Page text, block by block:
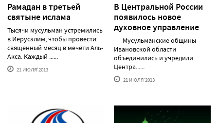
Рамадан в третьей
святыне ислама
Тысячи мусульман устремились
в Иерусалим, чтобы провести
священный месяц в мечети Аль-
Акса. Каждый ......
21 ИЮЛЯ'2013
В Центральной России
появилось новое
духовное управление
Мусульманские общины
Ивановской области
объединились и учредили
Центра......
21 ИЮЛЯ'2013